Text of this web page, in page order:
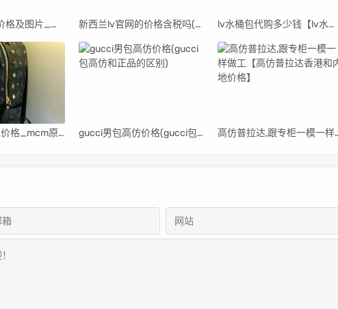
高仿lv女包及价格及图片_高仿lv女包及价格及图片及价格 新西兰lv官网的价格含税吗(新西兰lv衣服2023) lv水桶包代购多少钱【lv水桶包外贸原单】
mcm的双肩包价格_mcm原单双肩包 gucci男包高仿价格(gucci包高仿和正品的区别) 高仿普拉达,跟专柜一